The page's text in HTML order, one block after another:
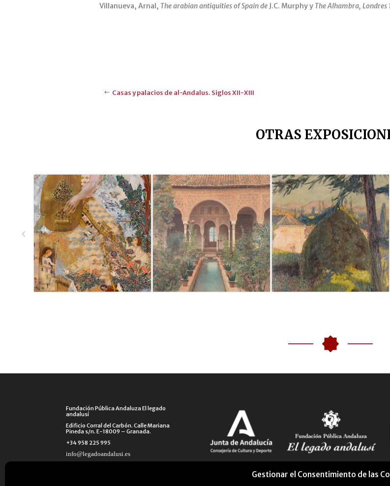
Gestionar el Consentimiento de las
Villanueva, Arnal, The arabian antiquities of Spain deJ.C. Murphy y The Alhambra, Londres
Casas y palacios de al-Andalus. Siglos XII-XIII
OTRAS
Fundación Pública Andaluza El legado
andalusí
Edificio Corral del Carbón. Calle Mariana
Pineda s/n. E-18009 – Granada.
+34 958 225 995
info@legadoandalusi.es